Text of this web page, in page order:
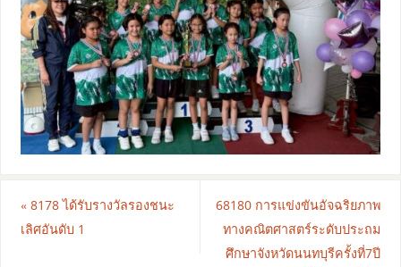
«8178 ได้รับรางวัลรองชนะ
เลิศอันดับ 1
68180 การแข่งขันอัจฉริยภาพ
ทางคณิตศาสตร์ระดับประถม
ศึกษาจังหวัดนนทบุรีครั้งที่7ปี